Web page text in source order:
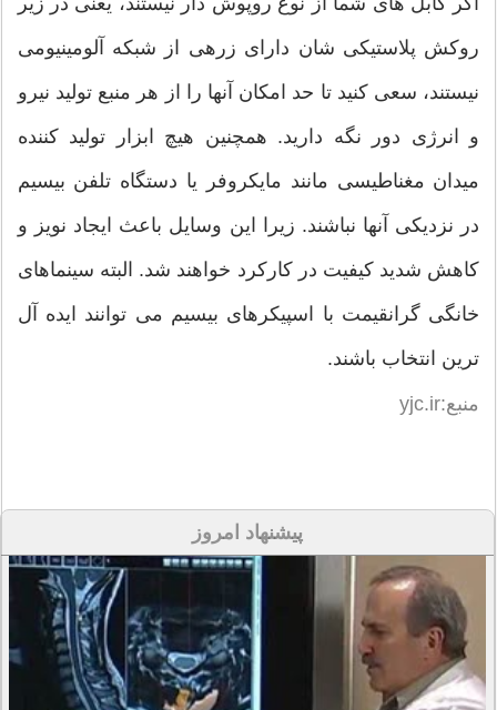
روکش پلاستیکی شان دارای زرهی از شبکه آلومینیومی
نیستند، سعی کنید تا حد امکان آنها را از هر منبع تولید نیرو
و انرژی دور نگه دارید. همچنین هیچ ابزار تولید کننده
میدان مغناطیسی مانند مایکروفر یا دستگاه تلفن بیسیم
در نزدیکی آنها نباشند. زیرا این وسایل باعث ایجاد نویز و
کاهش شدید کیفیت در کارکرد خواهند شد. البته سینماهای
خانگی گرانقیمت با اسپیکرهای بیسیم می توانند ایده آل
ترین انتخاب باشند.
منبع:yjc.ir
پیشنهاد امروز